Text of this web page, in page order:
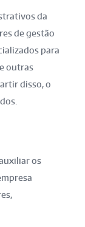
da
de gestão
para
outras
disso, o
os